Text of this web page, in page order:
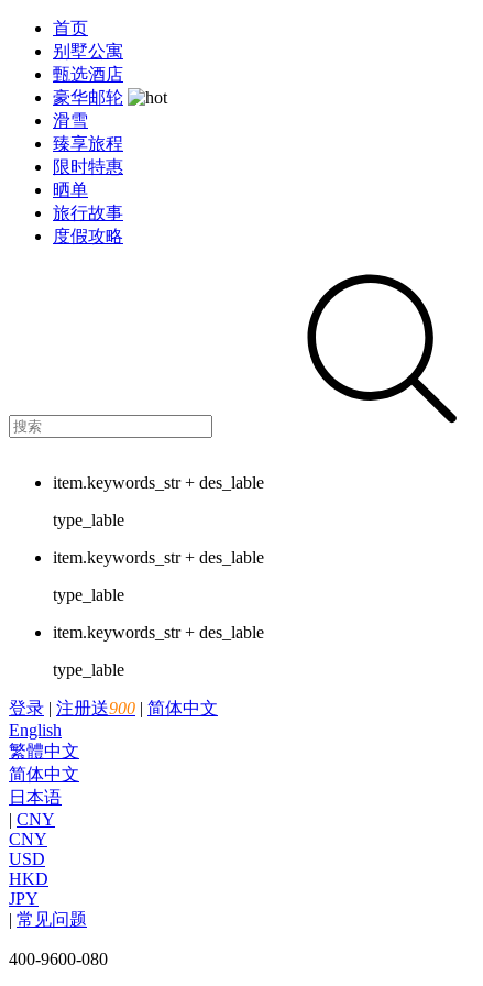
首页
别墅公寓
甄选酒店
豪华邮轮
滑雪
臻享旅程
限时特惠
晒单
旅行故事
度假攻略
item.keywords_str + des_lable
type_lable
item.keywords_str + des_lable
type_lable
item.keywords_str + des_lable
type_lable
登录 | 注册送900 | 简体中文
English
繁體中文
简体中文
日本语
| CNY
CNY
USD
HKD
JPY
| 常见问题
400-9600-080